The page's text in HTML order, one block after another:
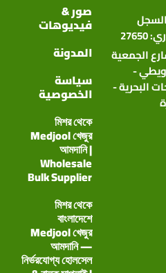
شارع الجمعية
-
البحرية -
صور &
فيديوهات
المدونة
سياسة
الخصوصية
মিশর থেকে
Medjool খেজুর
আমদানি |
Wholesale
Bulk Supplier
মিশর থেকে
বাংলাদেশে
Medjool খেজুর
আমদানি —
নির্ভরযোগ্য হোলসেল